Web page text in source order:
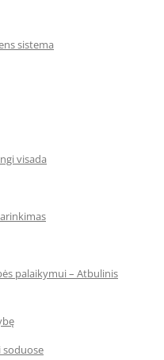
sistema
visada
palaikymui – Atbulinis